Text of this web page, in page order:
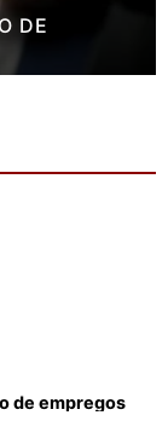
DE
de empregos